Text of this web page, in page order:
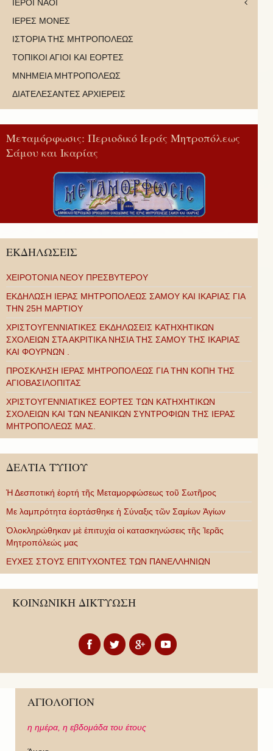
ΙΕΡΟΙ ΝΑΟΙ
ΙΕΡΕΣ ΜΟΝΕΣ
ΙΣΤΟΡΙΑ ΤΗΣ ΜΗΤΡΟΠΟΛΕΩΣ
ΤΟΠΙΚΟΙ ΑΓΙΟΙ ΚΑΙ ΕΟΡΤΕΣ
ΜΝΗΜΕΙΑ ΜΗΤΡΟΠΟΛΕΩΣ
ΔΙΑΤΕΛΕΣΑΝΤΕΣ ΑΡΧΙΕΡΕΙΣ
Μεταμόρφωσις: Περιοδικό Ιεράς Μητροπόλεως
Σάμου και Ικαρίας
ΕΚΔΗΛΩΣΕΙΣ
ΧΕΙΡΟΤΟΝΙΑ ΝΕΟΥ ΠΡΕΣΒΥΤΕΡΟΥ
ΕΚΔΗΛΩΣΗ ΙΕΡΑΣ ΜΗΤΡΟΠΟΛΕΩΣ ΣΑΜΟΥ ΚΑΙ ΙΚΑΡΙΑΣ ΓΙΑ
ΤΗΝ 25Η ΜΑΡΤΙΟΥ
ΧΡΙΣΤΟΥΓΕΝΝΙΑΤΙΚΕΣ ΕΚΔΗΛΩΣΕΙΣ ΚΑΤΗΧΗΤΙΚΩΝ
ΣΧΟΛΕΙΩΝ ΣΤΑ ΑΚΡΙΤΙΚΑ ΝΗΣΙΑ ΤΗΣ ΣΑΜΟΥ ΤΗΣ ΙΚΑΡΙΑΣ
ΚΑΙ ΦΟΥΡΝΩΝ .
ΠΡΟΣΚΛΗΣΗ ΙΕΡΑΣ ΜΗΤΡΟΠΟΛΕΩΣ ΓΙΑ ΤΗΝ ΚΟΠΗ ΤΗΣ
ΑΓΙΟΒΑΣΙΛΟΠΙΤΑΣ
ΧΡΙΣΤΟΥΓΕΝΝΙΑΤΙΚΕΣ ΕΟΡΤΕΣ ΤΩΝ ΚΑΤΗΧΗΤΙΚΩΝ
ΣΧΟΛΕΙΩΝ ΚΑΙ ΤΩΝ ΝΕΑΝΙΚΩΝ ΣΥΝΤΡΟΦΙΩΝ ΤΗΣ ΙΕΡΑΣ
ΜΗΤΡΟΠΟΛΕΩΣ ΜΑΣ.
ΔΕΛΤΙΑ ΤΥΠΟΥ
Ἡ Δεσποτική ἑορτή τῆς Μεταμορφώσεως τοῦ Σωτῆρος
Με λαμπρότητα ἑορτάσθηκε ἡ Σύναξις τῶν Σαμίων Ἁγίων
Ὁλοκληρώθηκαν μὲ ἐπιτυχία οἱ κατασκηνώσεις τῆς Ἱερᾶς
Μητροπόλεώς μας
ΕΥΧΕΣ ΣΤΟΥΣ ΕΠΙΤΥΧΟΝΤΕΣ ΤΩΝ ΠΑΝΕΛΛΗΝΙΩΝ
ΚΟΙΝΩΝΙΚΗ ΔΙΚΤΥΩΣΗ
ΑΓΙΟΛΟΓΙΟΝ
η ημέρα, η εβδομάδα του έτους